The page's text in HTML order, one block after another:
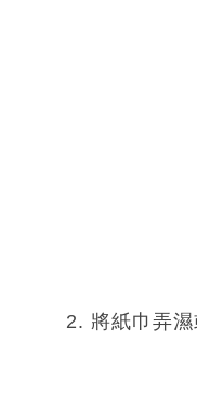
2. 將紙巾弄